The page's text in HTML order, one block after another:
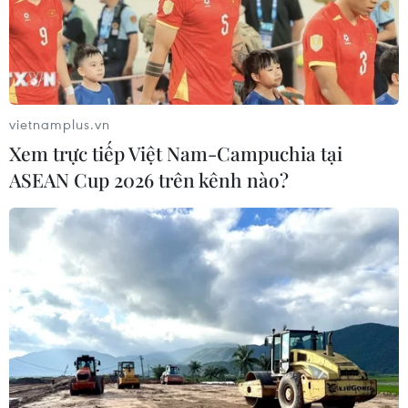
Mỹ chưa chấp thuận Israel
đánh mục tiêu năng lượng Iran
28/07/2026 15:33
Chính quyền tỉnh Đồng Nai
xác minh thông tin xuất hiện cá sấu
tại suối Cây Xanh
28/07/2026 04:29
Iran khẳng định vẫn kiểm
soát tuyến hàng hải huyết mạch
Hormuz
27/07/2026 15:45
vietnamplus.vn
Xem trực tiếp Việt Nam-Campuchia tại
ASEAN Cup 2026 trên kênh nào?